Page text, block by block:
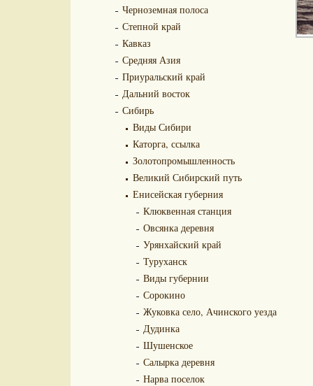
Черноземная полоса
Степной край
Кавказ
Средняя Азия
Приуральский край
Дальний восток
Сибирь
Виды Сибири
Каторга, ссылка
Золотопромышленность
Великий Сибирский путь
Енисейская губерния
Клюквенная станция
Овсянка деревня
Урянхайский край
Туруханск
Виды губернии
Сорокино
Жуковка село, Ачинского уезда
Дудинка
Шушенское
Салырка деревня
Нарва поселок